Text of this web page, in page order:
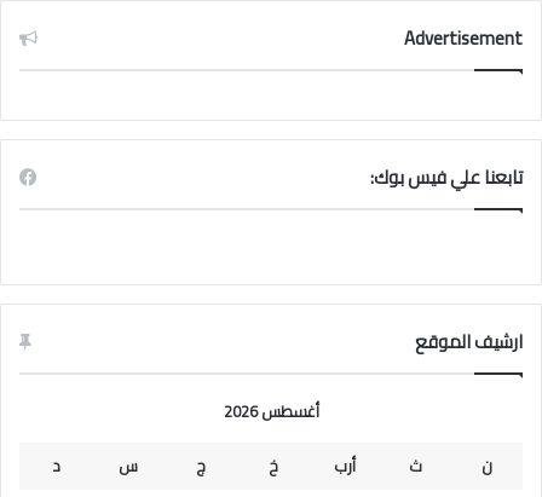
Advertisement
تابعنا علي فيس بوك:
ارشيف الموقع
أغسطس 2026
ن
ث أرب خ ج س
د